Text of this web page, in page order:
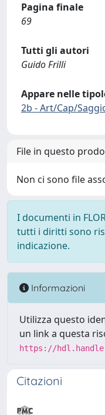
Pagina finale
69
Tutti gli autori
Guido Frilli
Appare nelle
2b - Art/Cap/
File in questo
Non ci sono file
I documenti in
tutti i diritti sono
indicazione.
Informazioni
Utilizza questo
un link a questa
https://
Citazioni